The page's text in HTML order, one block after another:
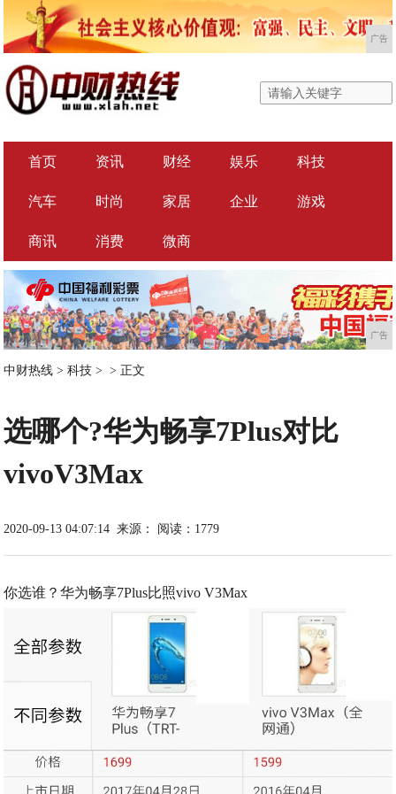
广告
首页 资讯 财经 娱乐 科技
汽车 时尚 家居 企业 游戏
商讯 消费 微商
广告
中财热线 >科技 > > 正文
选哪个?华为畅享7Plus对比
vivoV3Max
2020-09-13 04:07:14 来源： 阅读：1779
你选谁？华为畅享7Plus比照vivo V3Max